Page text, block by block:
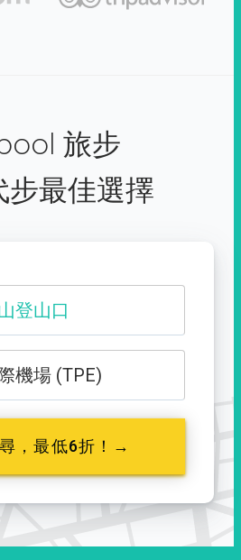
旅步
步最佳選擇
屯區福星路 427 號
登山口
機場 (TPE)
，最低6折！→